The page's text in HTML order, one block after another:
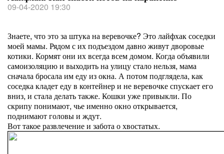
09-04-2020 19:30
Знаете, что это за штука на веревочке? Это лайфхак соседки
моей мамы. Рядом с их подъездом давно живут дворовые
котики. Кормят они их всегда всем домом. Когда объявили
самоизоляцию и выходить на улицу стало нельзя, мама
сначала бросала им еду из окна. А потом подглядела, как
соседка кладет еду в контейнер и не веревочке спускает его
вниз, и стала делать также. Кошки уже привыкли. По
скрипу понимают, чье именно окно открывается,
поднимают головы и ждут.
Вот такое развлечение и забота о хвостатых.